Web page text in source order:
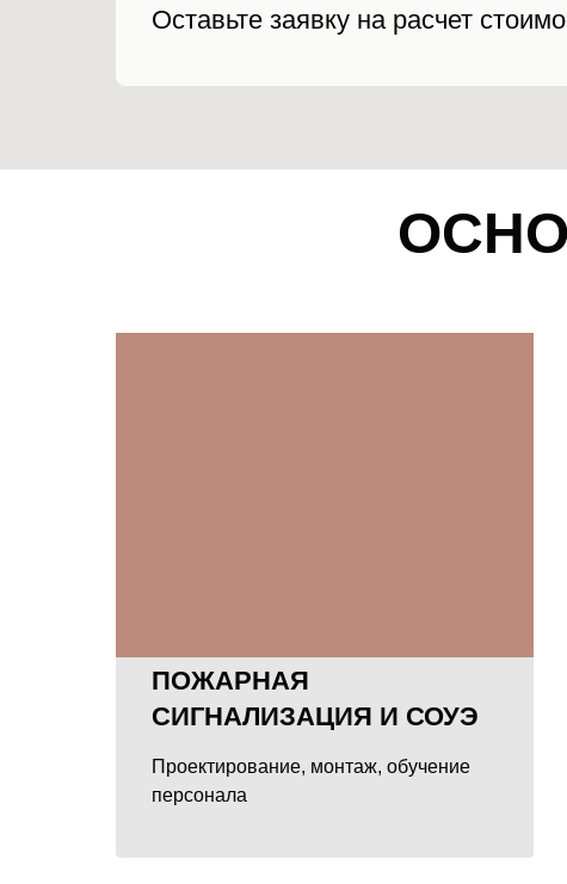
Оставьте заявку на расчет
ПОЖАРНАЯ
СИГНАЛИЗАЦИЯ И СОУЭ
Проектирование, монтаж, обучение
персонала